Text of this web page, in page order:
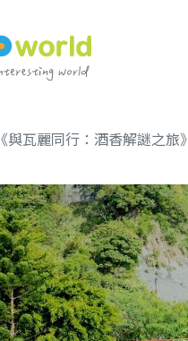
《與瓦麗同行：酒香解謎之旅》